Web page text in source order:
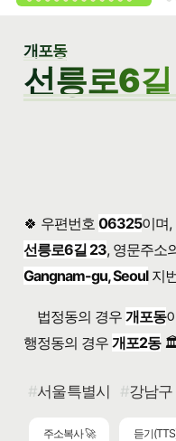
개포동
선릉로6
🍀 우편번호 06325이며
선릉로6길 23, 영문주소
Gangnam-gu, Seoul지
법정동의 경우 개포동
행정동의 경우 개포2동🏛️
서울특별시 강남구
주소복사 🚀 듣기